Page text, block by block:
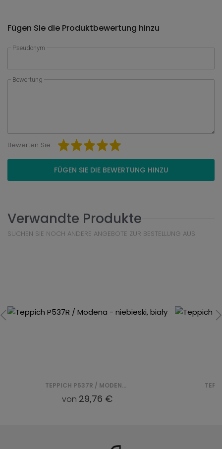
Fügen Sie die Produktbewertung hinzu
Pseudonym
Bewertung
Bewerten Sie:
FÜGEN SIE DIE BEWERTUNG HINZU
Verwandte Produkte
SUCHEN SIE NOCH ANDERE ANGEBOTE ZUR BESTELLUNG AUS
von29,76 €